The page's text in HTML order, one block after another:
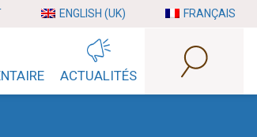
ENGLISH (UK) FRANÇAIS
ACTUALITÉS